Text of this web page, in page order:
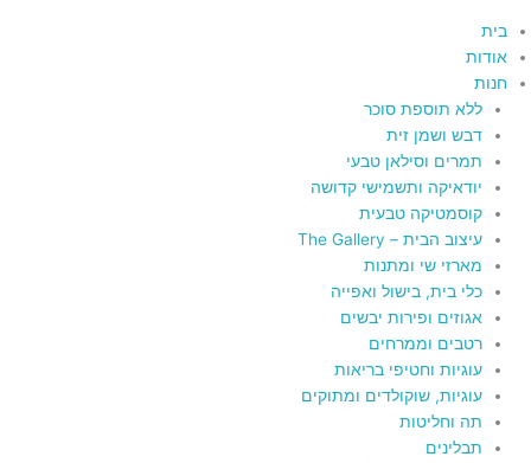
בית
אודות
חנות
ללא תוספת סוכר
דבש ושמן זית
תמרים וסילאן טבעי
יודאיקה ותשמישי קדושה
קוסמטיקה טבעית
עיצוב הבית – The Gallery
מארזי שי ומתנות
כלי בית, בישול ואפייה
אגוזים ופירות יבשים
רטבים וממרחים
עוגיות וחטיפי בריאות
עוגיות, שוקולדים ומתוקים
תה וחליטות
תבלינים